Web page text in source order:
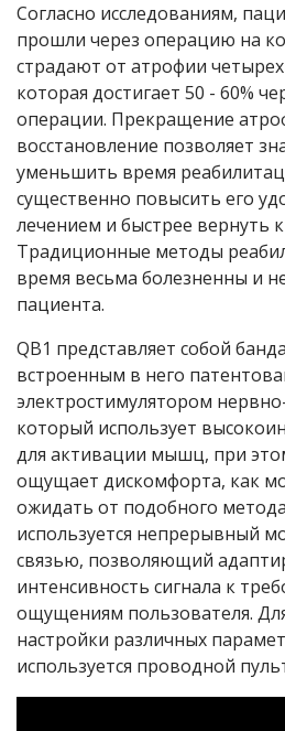
Согласно исследованиям,
прошли через операцию на
страдают от атрофии
которая достигает 50 - 60%
операции. Прекращение
восстановление позволяет
уменьшить время
существенно повысить его
лечением и быстрее вернуть
Традиционные методы
время весьма болезненны и
пациента.
QB1 представляет собой
встроенным в него
электростимулятором
который использует
для активации мышц, при
ощущает дискомфорта, как
ожидать от подобного
используется непрерывный
связью, позволяющий
интенсивность сигнала к
ощущениям пользователя.
настройки различных
используется проводной